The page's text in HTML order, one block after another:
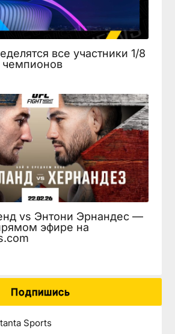
все участники 1/8
чемпионов
vs Энтони Эрнандес —
эфире на
Подпишись
Sports